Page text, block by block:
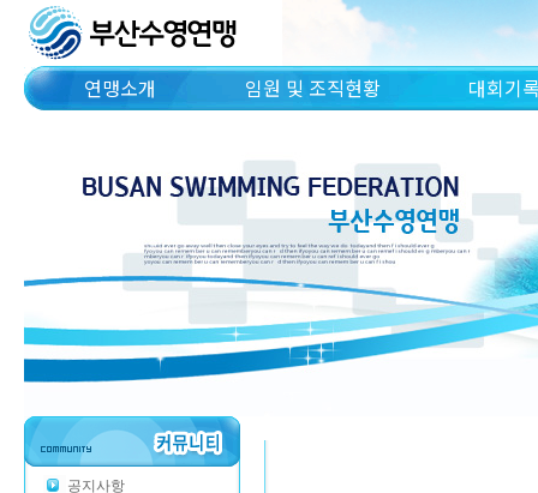
연맹소개 임원 및 조직현황 대회기
공지사항